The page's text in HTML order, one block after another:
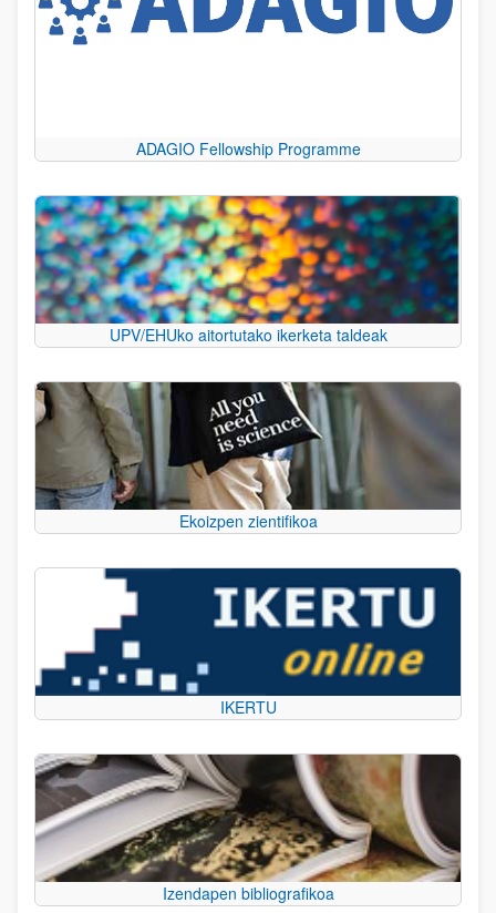
ADAGIO Fellowship Programme
UPV/EHUko aitortutako ikerketa taldeak
Ekoizpen zientifikoa
IKERTU
Izendapen bibliografikoa